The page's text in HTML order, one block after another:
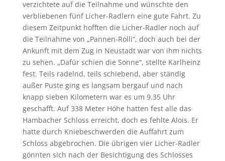
verzichtete auf die Teilnahme und wünschte den
verbliebenen fünf Licher-Radlern eine gute Fahrt. Zu
diesem Zeitpunkt hofften die Licher-Radler noch auf
die Teilnahme von „Pannen-Rolli“, doch auch bei der
Ankunft mit dem Zug in Neustadt war von ihm nichts
zu sehen. „Dafür schien die Sonne“, stellte Karlheinz
fest. Teils radelnd, teils schiebend, aber ständig
außer Puste ging es langsam bergauf und nach
knapp sieben Kilometern war es um 9.35 Uhr
geschafft. Auf 338 Meter Höhe hatten fest alle das
Hambacher Schloss erreicht, doch es fehlte Alois. Er
hatte durch Kniebeschwerden die Auffahrt zum
Schloss abgebrochen. Die übrigen vier Licher-Radler
gönnten sich nach der Besichtigung des Schlosses